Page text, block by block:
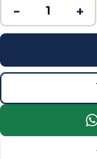
− +